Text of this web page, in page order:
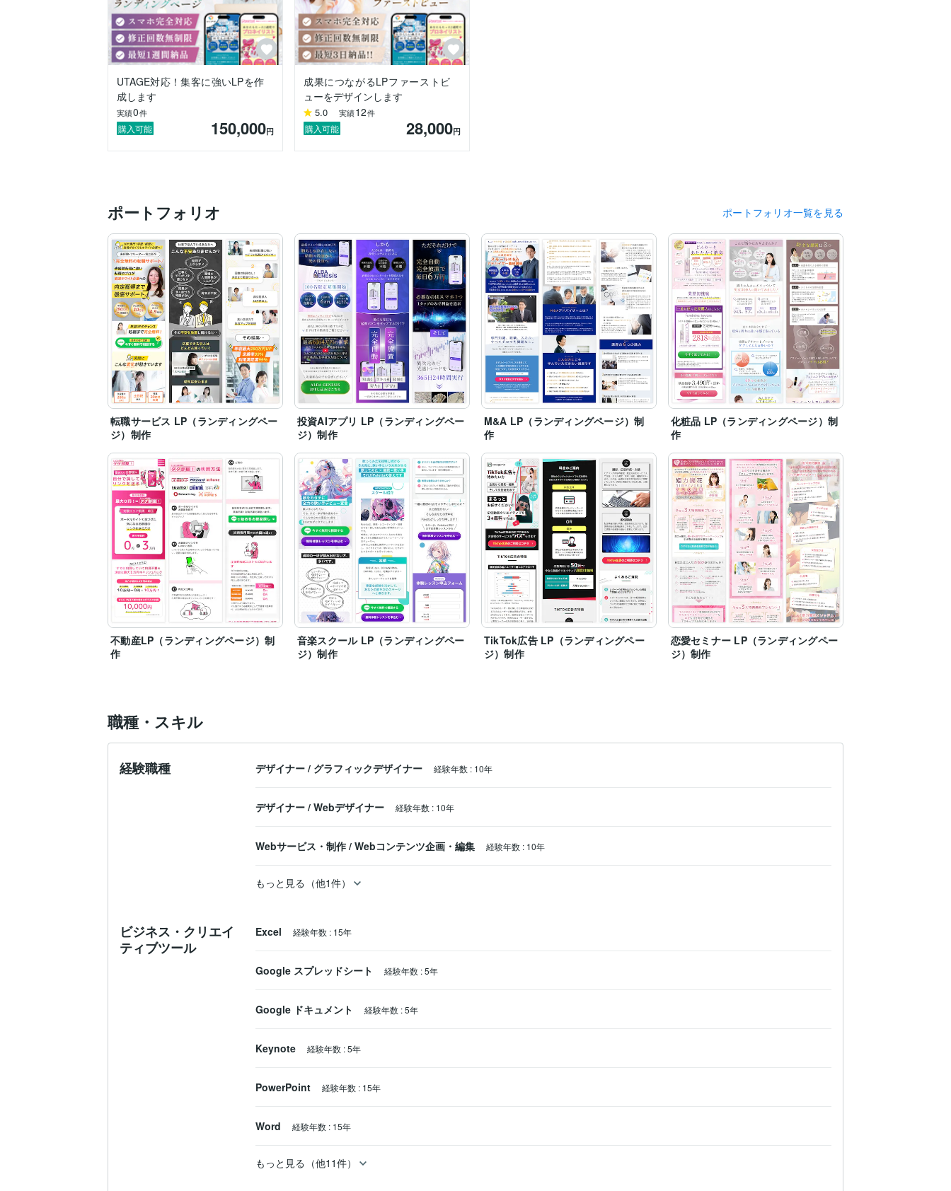
UTAGE対応！集客に強いLPを作
成します
実績0件
購入可能 150,000円
成果につながるLPファーストビ
ューをデザインします
5.0 実績12件
購入可能 28,000円
ポートフォリオ ポートフォリオ一覧を見る
転職サービス LP（ランディングペー
ジ）制作
投資AIアプリ LP（ランディングペー
ジ）制作
M&A LP（ランディングページ）制
作
化粧品 LP（ランディングページ）制
作
不動産LP（ランディングページ）制
作
音楽スクール LP（ランディングペー
ジ）制作
TikTok広告 LP（ランディングペー
ジ）制作
恋愛セミナー LP（ランディングペー
ジ）制作
職種・スキル
経験職種 デザイナー / グラフィックデザイナー 経験年数 : 10年
デザイナー / Webデザイナー 経験年数 : 10年
Webサービス・制作 / Webコンテンツ企画・編集 経験年数 : 10年
もっと見る（他1件）
ビジネス・クリエイ
ティブツール
Excel 経験年数 : 15年
Google スプレッドシート 経験年数 :5年
Google ドキュメント 経験年数 :5年
Keynote 経験年数 :5年
PowerPoint 経験年数 : 15年
Word 経験年数 : 15年
もっと見る（他11件）